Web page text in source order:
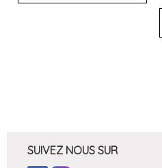
SUIVEZ NOUS SUR